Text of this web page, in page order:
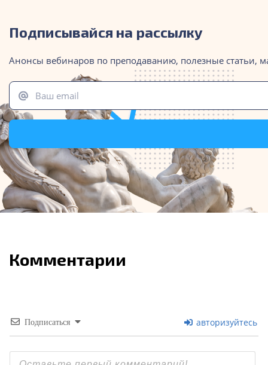
Подписывайся на рассылку
Анонсы вебинаров по преподаванию, полезные статьи,
Ваш email
Комментарии
Подписаться авторизуйтесь